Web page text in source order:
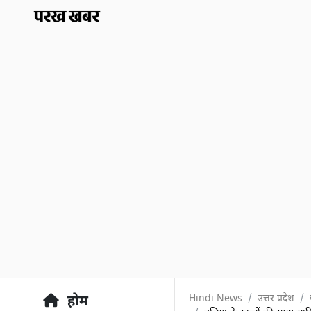
होम
Hindi News उत्तर प्रदेश